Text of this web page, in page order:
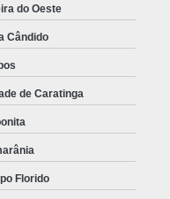
do Oeste
Cândido
de Caratinga
Florido